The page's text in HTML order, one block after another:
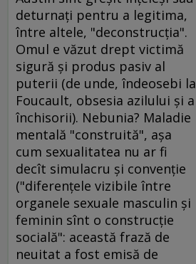
deturnaţi pentru a legitima,
între altele, "deconstrucţia".
Omul e văzut drept victimă
sigură şi produs pasiv al
puterii (de unde, îndeosebi la
Foucault, obsesia azilului şi a
închisorii). Nebunia? Maladie
mentală "construită", aşa
cum sexualitatea nu ar fi
decît simulacru şi convenţie
("diferenţele vizibile între
organele sexuale masculin şi
feminin sînt o construcţie
socială": această frază de
neuitat a fost emisă de